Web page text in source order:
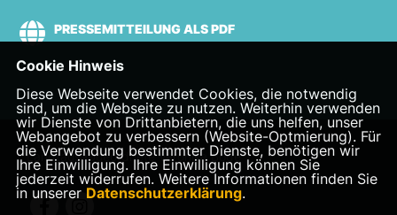
PRESSEMITTEILUNG ALS PDF
Landtagsabgeordnete Veronika Bode
Cookie Hinweis
Diese Webseite verwendet Cookies, die notwendig
sind, um die Webseite zu nutzen. Weiterhin verwenden
wir Dienste von Drittanbietern, die uns helfen, unser
Webangebot zu verbessern (Website-Optmierung). Für
die Verwendung bestimmter Dienste, benötigen wir
Ihre Einwilligung. Ihre Einwilligung können Sie
jederzeit widerrufen. Weitere Informationen finden Sie
in unserer Datenschutzerklärung.